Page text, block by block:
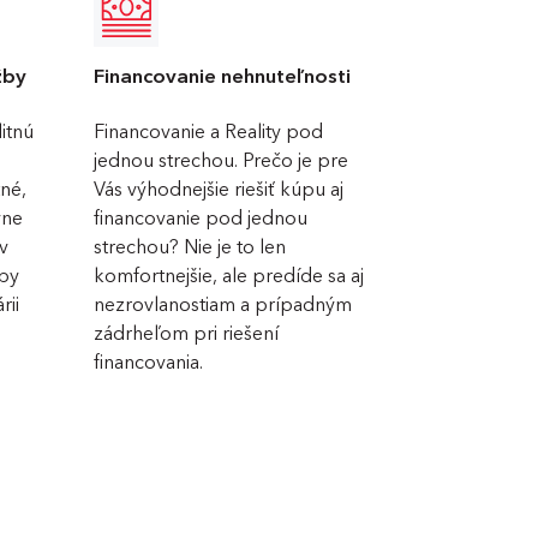
Financovanie nehnuteľnosti
Financovanie a Reality pod
jednou strechou. Prečo je pre
Vás výhodnejšie riešiť kúpu aj
financovanie pod jednou
strechou? Nie je to len
komfortnejšie, ale predíde sa aj
nezrovlanostiam a prípadným
zádrheľom pri riešení
financovania.